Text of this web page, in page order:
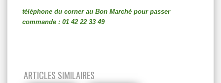
téléphone du corner au Bon Marché pour passer
commande : 01 42 22 33 49
ARTICLES SIMILAIRES